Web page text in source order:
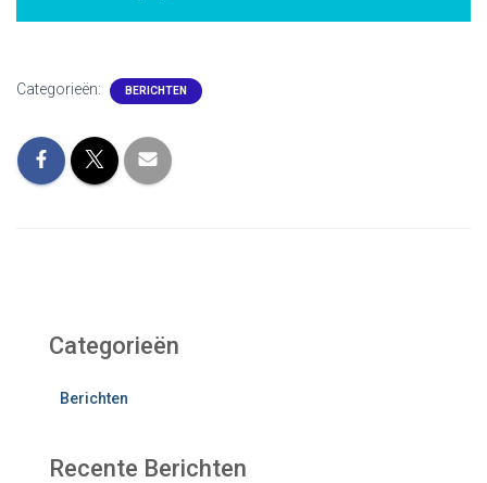
Categorieën: BERICHTEN
Categorieën
Berichten
Recente Berichten